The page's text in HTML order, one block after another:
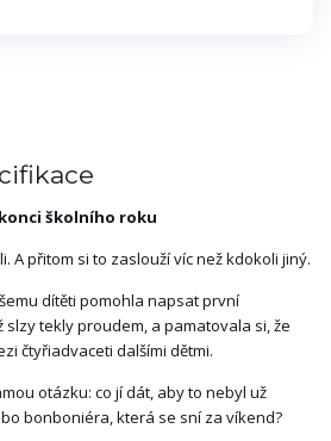
školního roku
A přitom si to zaslouží víc než kdokoli jiný.
dítěti pomohla napsat první
slzy tekly proudem, a pamatovala si, že
čtyřiadvaceti dalšími dětmi.
otázku: co jí dát, aby to nebyl už
bonboniéra, která se sní za víkend?